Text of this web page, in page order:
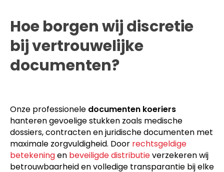
Hoe borgen wij discretie
bij vertrouwelijke
documenten?
Onze professionele documenten koeriers
hanteren gevoelige stukken zoals medische
dossiers, contracten en juridische documenten met
maximale zorgvuldigheid. Door rechtsgeldige
betekeningen beveiligde distributieverzekeren wij
betrouwbaarheid en volledige transparantie bij elke